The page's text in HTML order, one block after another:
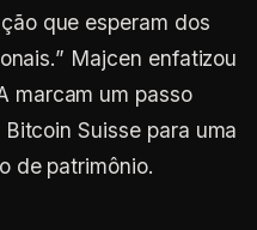
que esperam dos
Majcen enfatizou
marcam um passo
Suisse para uma
de patrimônio.